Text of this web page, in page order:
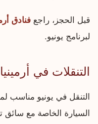
قبل الحجز، راجع فنادق
لبرنامج يونيو.
التنقلات في
التنقل في يونيو مناسب
السيارة الخاصة مع سائق